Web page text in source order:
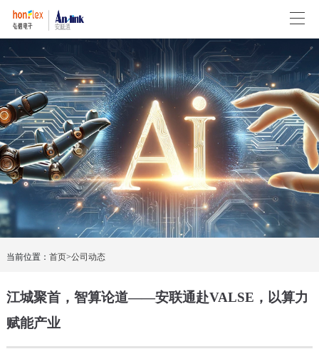
当前位置： 首页>公司动态
江城聚首，智算论道——安联通赴VALSE，以算力
赋能产业